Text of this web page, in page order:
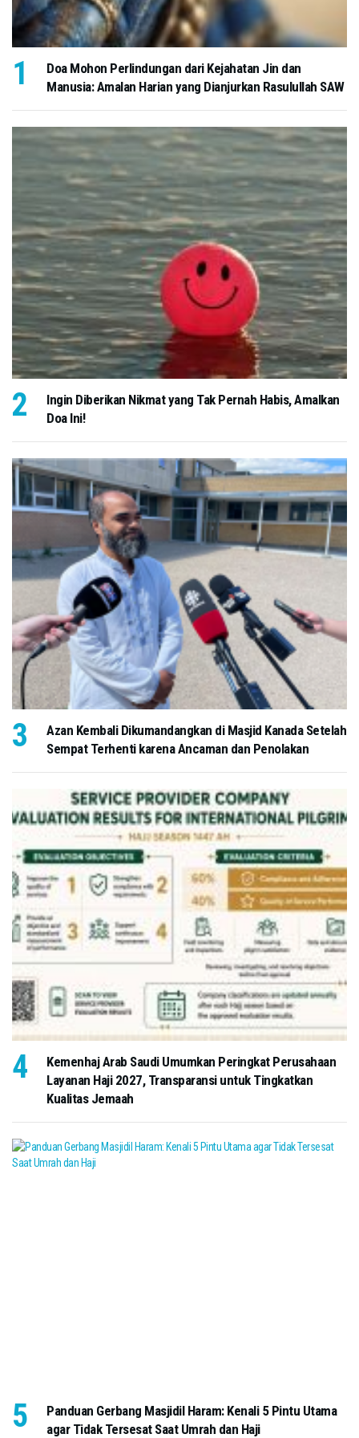
Doa Mohon Perlindungan dari Kejahatan Jin dan
Manusia: Amalan Harian yang Dianjurkan Rasulullah SAW
Ingin Diberikan Nikmat yang Tak Pernah Habis, Amalkan
Doa Ini!
Azan Kembali Dikumandangkan di Masjid Kanada Setelah
Sempat Terhenti karena Ancaman dan Penolakan
Kemenhaj Arab Saudi Umumkan Peringkat Perusahaan
Layanan Haji 2027, Transparansi untuk Tingkatkan
Kualitas Jemaah
Panduan Gerbang Masjidil Haram: Kenali 5 Pintu Utama
agar Tidak Tersesat Saat Umrah dan Haji